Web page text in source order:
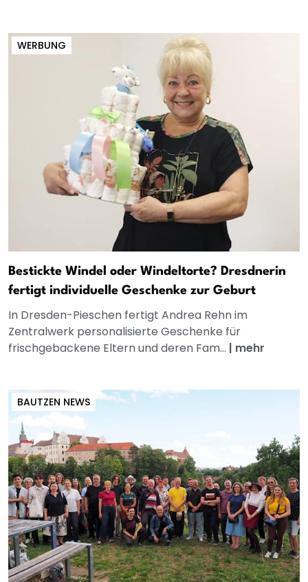
WERBUNG
Bestickte Windel oder Windeltorte? Dresdnerin
fertigt individuelle Geschenke zur Geburt
In Dresden-Pieschen fertigt Andrea Rehn im
Zentralwerk personalisierte Geschenke für
frischgebackene Eltern und deren Fam... | mehr
BAUTZEN NEWS